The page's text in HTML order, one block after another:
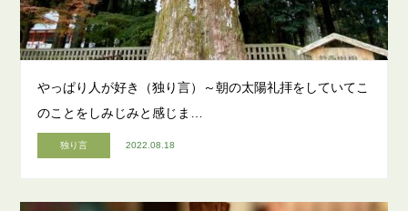
やっぱり人が好き（独り言）～朝の太陽礼拝をしていてこ
のことをしみじみと感じま…
独り言 2022.08.18